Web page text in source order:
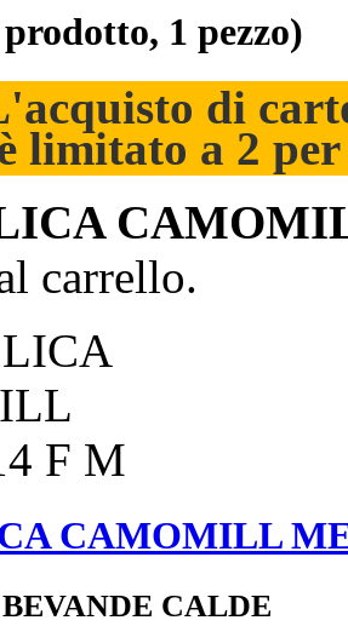
1 pezzo)
di
limitato a 2 per
carrello.
CAMOMILL
CALDE